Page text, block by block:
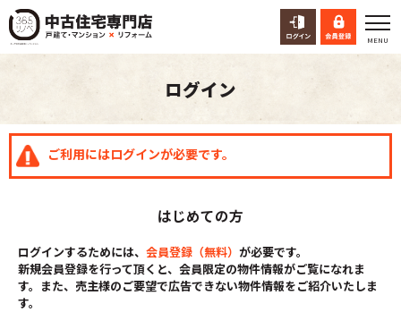
ログイン
ご利用にはログインが必要です。
はじめての方
ログインするためには、 会員登録（無料） が必要です。
新規会員登録を行って頂くと、会員限定の物件情報がご覧になれま
す。また、売主様のご要望で広告できない物件情報をご紹介いたしま
す。